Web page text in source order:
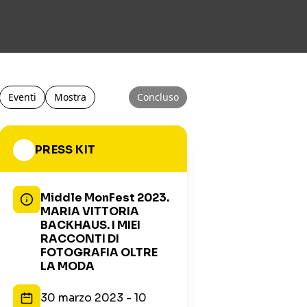
Eventi Mostra Concluso
PRESS KIT
Middle MonFest 2023.
MARIA VITTORIA
BACKHAUS. I MIEI
RACCONTI DI
FOTOGRAFIA OLTRE
LA MODA
30 marzo 2023 - 10